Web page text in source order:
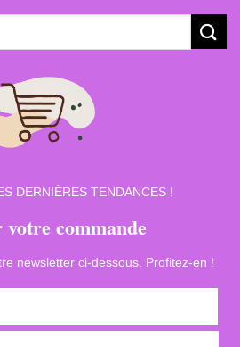
DERNIÈRES TENDANCES !
commande
newsletter ci-dessous. Profitez-en !